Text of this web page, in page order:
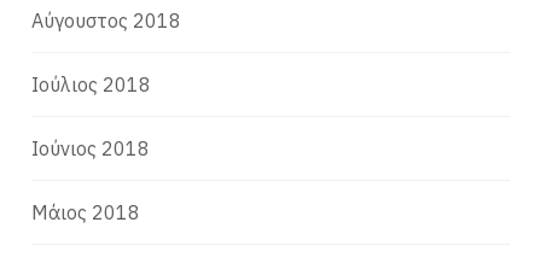
Αύγουστος 2018
Ιούλιος 2018
Ιούνιος 2018
Μάιος 2018